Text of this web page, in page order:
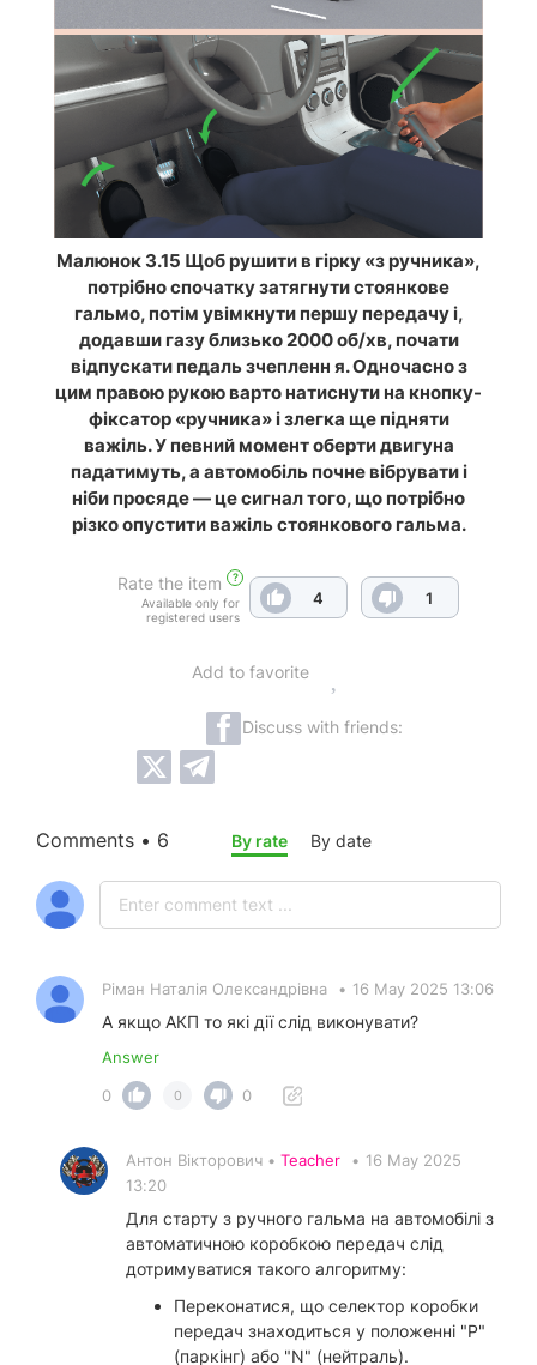
Малюнок 3.15 Щоб рушити в гірку «з ручника»,
потрібно спочатку затягнути стоянкове
гальмо, потім увімкнути першу передачу і,
додавши газу близько 2000 об/хв, почати
відпускати педаль зчепленн я. Одночасно з
цим правою рукою варто натиснути на кнопку-
фіксатор «ручника» і злегка ще підняти
важіль. У певний момент оберти двигуна
падатимуть, а автомобіль почне вібрувати і
ніби просяде — це сигнал того, що потрібно
різко опустити важіль стоянкового гальма.
Rate the item ?
Available only for
registered users
4 1
Add to favorite
Discuss with friends:
Comments • 6 By rate By date
Ріман Наталія Олександрівна • 16 May 2025 13:06
А якщо АКП то які дії слід виконувати?
Answer
0
0 0
Антон Вікторович • Teacher • 16 May 2025
13:20
Для старту з ручного гальма на автомобілі з
автоматичною коробкою передач слід
дотримуватися такого алгоритму:
Переконатися, що селектор коробки
передач знаходиться у положенні "P"
(паркінг) або "N" (нейтраль).